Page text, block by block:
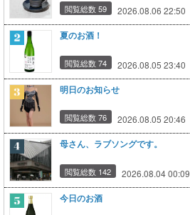
閲覧総数 59 2026.08.06 22:50
夏のお酒！
閲覧総数 74 2026.08.05 23:40
明日のお知らせ
閲覧総数 76 2026.08.05 20:46
母さん、ラブソングです。
閲覧総数 142 2026.08.04 00:09
今日のお酒